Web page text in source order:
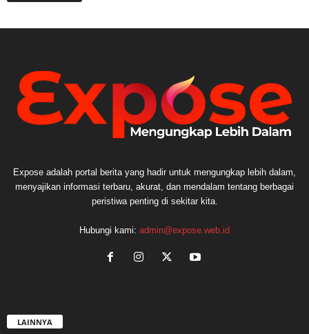
Expose adalah portal berita yang hadir untuk mengungkap lebih dalam,
menyajikan informasi terbaru, akurat, dan mendalam tentang berbagai
peristiwa penting di sekitar kita.
Hubungi kami: admin@expose.web.id
LAINNYA